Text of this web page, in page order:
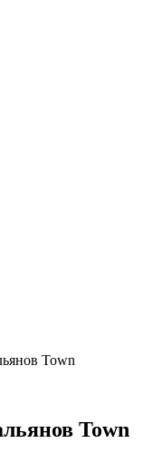
Town
Town